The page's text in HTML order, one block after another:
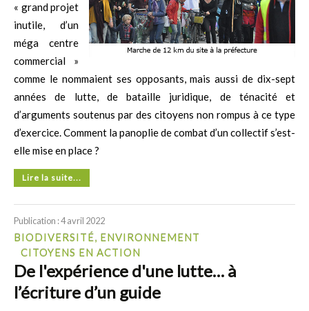
« grand projet
inutile, d’un
méga centre
commercial »
comme le nommaient ses opposants, mais aussi de dix-sept
années de lutte, de bataille juridique, de ténacité et
d’arguments soutenus par des citoyens non rompus à ce type
d’exercice. Comment la panoplie de combat d’un collectif s’est-
elle mise en place ?
Lire la suite...
Publication : 4 avril 2022
BIODIVERSITÉ, ENVIRONNEMENT
CITOYENS EN ACTION
De l'expérience d'une lutte… à
l’écriture d’un guide